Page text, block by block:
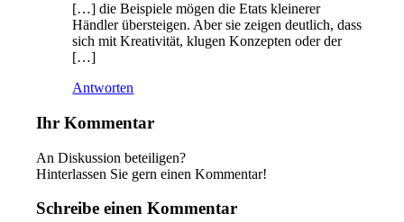
[…] die Beispiele mögen die Etats kleinerer
Händler übersteigen. Aber sie zeigen deutlich, dass
sich mit Kreativität, klugen Konzepten oder der
[…]
Antworten
Ihr Kommentar
An Diskussion beteiligen?
Hinterlassen Sie gern einen Kommentar!
Schreibe einen Kommentar